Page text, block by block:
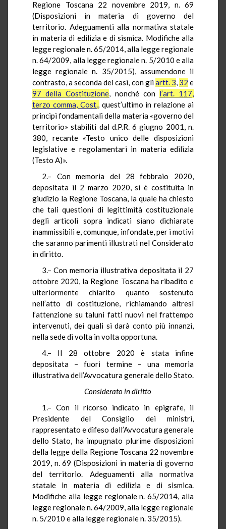
Regione Toscana 22 novembre 2019, n. 69
(Disposizioni in materia di governo del
territorio. Adeguamenti alla normativa statale
in materia di edilizia e di sismica. Modifiche alla
legge regionale n. 65/2014, alla legge regionale
n. 64/2009, alla legge regionale n. 5/2010 e alla
legge regionale n. 35/2015), assumendone il
contrasto, a seconda dei casi, con gliartt. 3, 32 e
97 della Costituzione, nonché con l’art. 117,
terzo comma, Cost.,quest’ultimo in relazione ai
principi fondamentali della materia «governo del
territorio» stabiliti dal d.P.R.6 giugno 2001, n.
380, recante «Testo unico delle disposizioni
legislative e regolamentari in materia edilizia
(Testo A)».
2.– Con memoria del 28 febbraio 2020,
depositata il 2 marzo 2020, si è costituita in
giudizio la Regione Toscana, la quale ha chiesto
che tali questioni di legittimità costituzionale
degli articoli sopra indicati siano dichiarate
inammissibili e, comunque, infondate, per i motivi
che saranno parimenti illustrati nel Considerato
in diritto.
3.– Con memoria illustrativa depositata il 27
ottobre 2020, la Regione Toscana ha ribadito e
ulteriormente chiarito quanto sostenuto
nell’atto di costituzione, richiamando altresì
l’attenzione su taluni fatti nuovi nel frattempo
intervenuti, dei quali si darà conto più innanzi,
nella sede di volta in volta opportuna.
4.– Il 28 ottobre 2020 è stata infine
depositata – fuori termine – una memoria
illustrativa dell’Avvocatura generale dello Stato.
Considerato in diritto
1.– Con il ricorso indicato in epigrafe, il
Presidente del Consiglio dei ministri,
rappresentato e difeso dall’Avvocatura generale
dello Stato, ha impugnato plurime disposizioni
della legge della Regione Toscana 22 novembre
2019, n. 69 (Disposizioni in materia di governo
del territorio. Adeguamenti alla normativa
statale in materia di edilizia e di sismica.
Modifiche alla legge regionale n. 65/2014, alla
legge regionale n. 64/2009, alla legge regionale
n. 5/2010 e alla legge regionale n. 35/2015).